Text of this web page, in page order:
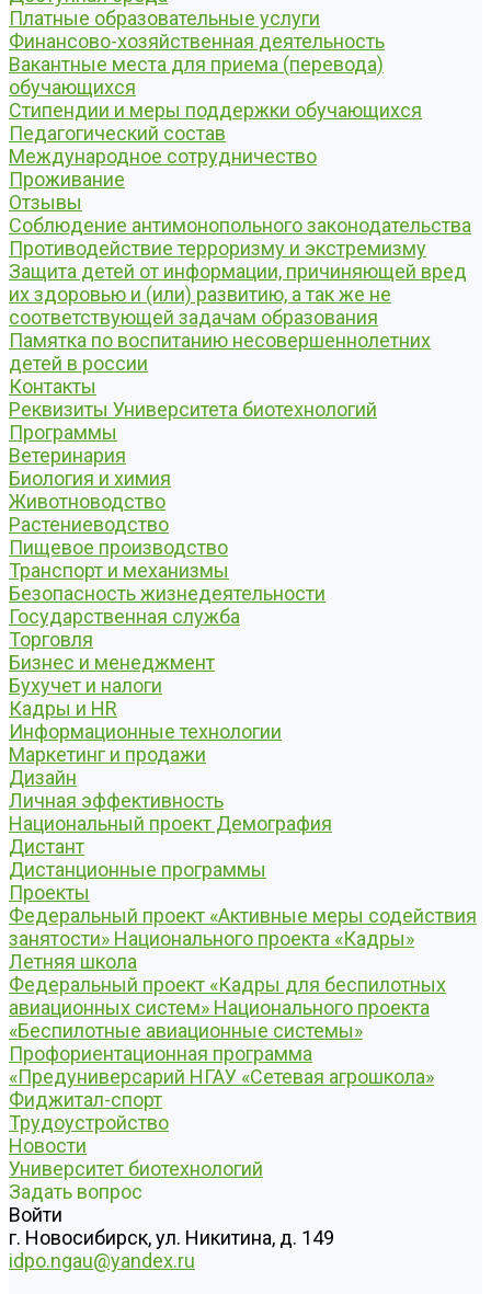
Платные образовательные услуги
Финансово-хозяйственная деятельность
Вакантные места для приема (перевода)
обучающихся
Стипендии и меры поддержки обучающихся
Педагогический состав
Международное сотрудничество
Проживание
Отзывы
Соблюдение антимонопольного законодательства
Противодействие терроризму и экстремизму
Защита детей от информации, причиняющей вред
их здоровью и (или) развитию, а так же не
соответствующей задачам образования
Памятка по воспитанию несовершеннолетних
детей в россии
Контакты
Реквизиты Университета биотехнологий
Программы
Ветеринария
Биология и химия
Животноводство
Растениеводство
Пищевое производство
Транспорт и механизмы
Безопасность жизнедеятельности
Государственная служба
Торговля
Бизнес и менеджмент
Бухучет и налоги
Кадры и HR
Информационные технологии
Маркетинг и продажи
Дизайн
Личная эффективность
Национальный проект Демография
Дистант
Дистанционные программы
Проекты
Федеральный проект «Активные меры содействия
занятости» Национального проекта «Кадры»
Летняя школа
Федеральный проект «Кадры для беспилотных
авиационных систем» Национального проекта
«Беспилотные авиационные системы»
Профориентационная программа
«Предуниверсарий НГАУ «Сетевая агрошкола»
Фиджитал-спорт
Трудоустройство
Новости
Университет биотехнологий
Задать вопрос
Войти
г. Новосибирск, ул. Никитина, д. 149
idpo.ngau@yandex.ru